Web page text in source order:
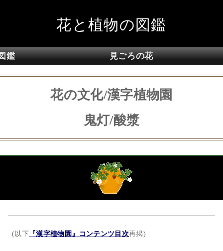
花と植物の図鑑
鑑 見ごろの花
花の文化/漢字植物園
鬼灯/酸漿
(以下 『漢字植物園』コンテンツ目次再掲)